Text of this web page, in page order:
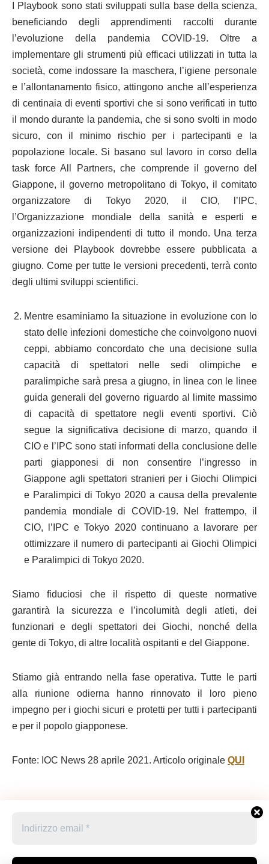
I Playbook sono stati sviluppati sulla base della scienza,
beneficiando degli apprendimenti raccolti durante
l’evoluzione della pandemia COVID-19. Oltre a
implementare gli strumenti più efficaci utilizzati in tutta la
società, come indossare la maschera, l’igiene personale
e l’allontanamento fisico, attingono anche all’esperienza
di centinaia di eventi sportivi che si sono verificati in tutto
il mondo durante la pandemia, che si sono svolti in modo
sicuro, con il minimo rischio per i partecipanti e la
popolazione locale. Si basano sul lavoro in corso della
task force All Partners, che comprende il governo del
Giappone, il governo metropolitano di Tokyo, il comitato
organizzatore di Tokyo 2020, il CIO, l’IPC,
l’Organizzazione mondiale della sanità e esperti e
organizzazioni indipendenti di tutto il mondo. Una terza
versione dei Playbook dovrebbe essere pubblicata a
giugno. Come per tutte le versioni precedenti, terrà conto
degli ultimi sviluppi scientifici.
Mentre esaminiamo la situazione in evoluzione con lo
stato delle infezioni domestiche che coinvolgono nuovi
ceppi, abbiamo concordato che una decisione sulla
capacità di spettatori nelle sedi olimpiche e
paralimpiche sarà presa a giugno, in linea con le linee
guida generali del governo riguardo al limite massimo
di capacità di spettatore negli eventi sportivi. Ciò
segue la significativa decisione di marzo, quando il
CIO e l’IPC sono stati informati della conclusione delle
parti giapponesi di non consentire l’ingresso in
Giappone agli spettatori stranieri per i Giochi Olimpici
e Paralimpici di Tokyo 2020 a causa della prevalente
pandemia mondiale di COVID-19. Nel frattempo, il
CIO, l’IPC e Tokyo 2020 continuano a lavorare per
ottimizzare il numero di partecipanti ai Giochi Olimpici
e Paralimpici di Tokyo 2020.
Siamo fiduciosi che il rispetto di queste normative
garantirà la sicurezza e l’incolumità degli atleti, dei
funzionari e degli spettatori dei Giochi, nonché della
gente di Tokyo, di altre località ospitanti e del Giappone.
Stiamo già entrando nella fase operativa. Tutte le parti
alla riunione odierna hanno rinnovato il loro pieno
impegno per i giochi sicuri e protetti per tutti i partecipanti
e per il popolo giapponese.
Fonte: IOC News 28 aprile 2021. Articolo originale QUI